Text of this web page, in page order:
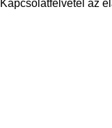
Kapcsolatfelvétel az